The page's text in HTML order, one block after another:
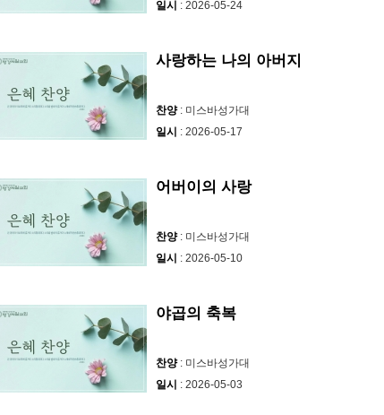
일시 : 2026-05-24
사랑하는 나의 아버지
찬양: 미스바성가대
일시 : 2026-05-17
어버이의 사랑
찬양: 미스바성가대
일시 : 2026-05-10
야곱의 축복
찬양: 미스바성가대
일시 : 2026-05-03